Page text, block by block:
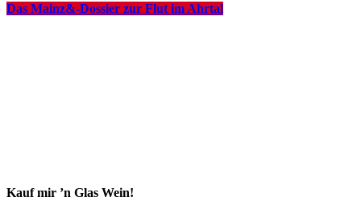
Das Mainz&-Dossier zur Flut im Ahrtal
Kauf mir ’n Glas Wein!